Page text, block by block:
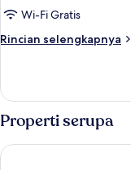
Wi-Fi Gratis
Rincian selengkapnya
Rincian
Suite
Mewah,
pemandangan
kota
Properti serupa
Starline Hotel